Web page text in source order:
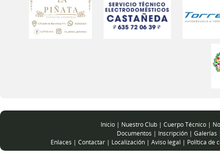
Inicio | Nuestro Club | Cuerpo Técnico |
Documentos | Inscripción | Galerías
Enlaces | Contactar | Localización | Aviso legal | Política de